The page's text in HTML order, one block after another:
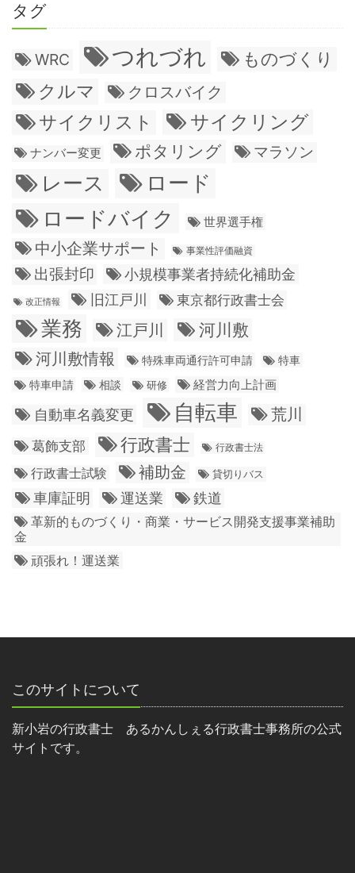
タグ
WRC つれづれ ものづくり
クルマ クロスバイク
サイクリスト サイクリング
ナンバー変更 ポタリング マラソン
レース
ロード
ロードバイク
世界選手権
中小企業サポート 事業性評価融資
出張封印 小規模事業者持続化補助金
改正情報 旧江戸川 東京都行政書士会
業務 江戸川
河川敷
河川敷情報
特殊車両通行許可申請
特車
特車申請
相談 研修 経営力向上計画
自動車名義変更 自転車 荒川
葛飾支部 行政書士 行政書士法
行政書士試験 補助金 貸切りバス
車庫証明 運送業 鉄道
革新的ものづくり・商業・サービス開発支援事業補助
金
頑張れ！運送業
このサイトについて
新小岩の行政書士 あるかんしぇる行政書士事務所の公式
サイトです。